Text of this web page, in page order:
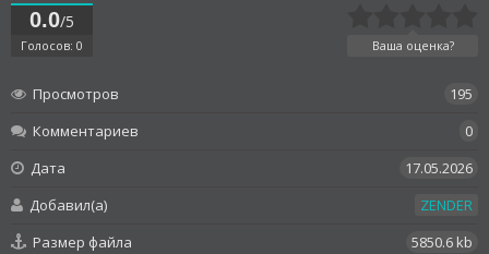
0.0/5
Голосов: 0 Ваша оценка?
Просмотров
195
Комментариев
0
Дата
17.05.2026
Добавил(а)
ZENDER
Размер файла
5850.6 kb